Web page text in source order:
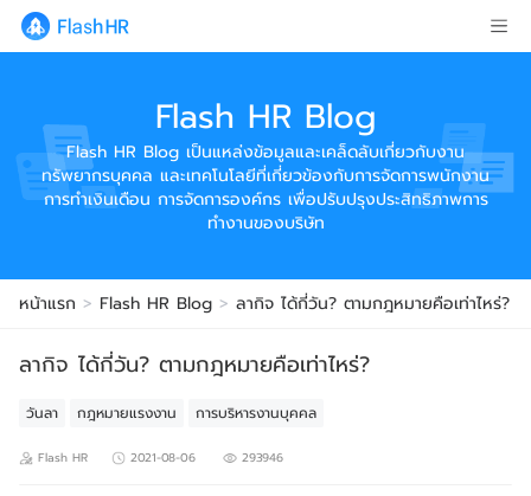
Flash HR Blog
Flash HR Blog เป็นแหล่งข้อมูลและเคล็ดลับเกี่ยวกับงาน
ทรัพยากรบุคคล และเทคโนโลยีที่เกี่ยวข้องกับการจัดการพนักงาน
การทำเงินเดือน การจัดการองค์กร เพื่อปรับปรุงประสิทธิภาพการ
ทำงานของบริษัท
หน้าแรก > Flash HR Blog > ลากิจ ได้กี่วัน? ตามกฎหมายคือเท่าไหร่?
ลากิจ ได้กี่วัน? ตามกฎหมายคือเท่าไหร่?
วันลา กฎหมายแรงงาน การบริหารงานบุคคล
Flash HR 2021-08-06 293946